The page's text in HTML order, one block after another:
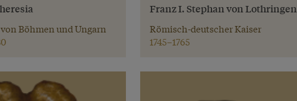
Böhmen und Ungarn
Franz I. Stephan von Lothringen
Römisch-deutscher Kaiser
1745–1765